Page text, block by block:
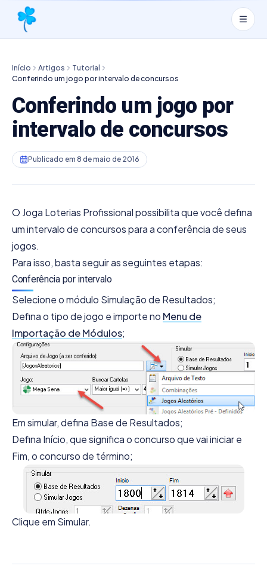
Início Artigos
Tutorial
Conferindo um jogo por intervalo de concursos
Conferindo um jogo por
intervalo de concursos
Publicado em 8 de maio de 2016
O Joga Loterias Profissional possibilita que você defina
um intervalo de concursos para a conferência de seus
jogos.
Para isso, basta seguir as seguintes etapas:
Conferência por intervalo
Selecione o módulo Simulação de Resultados;
Defina o tipo de jogo e importe no Menu de
Importação de Módulos;
Em simular, defina Base de Resultados;
Defina Início, que significa o concurso que vai iniciar e
Fim, o concurso de término;
Clique em Simular.